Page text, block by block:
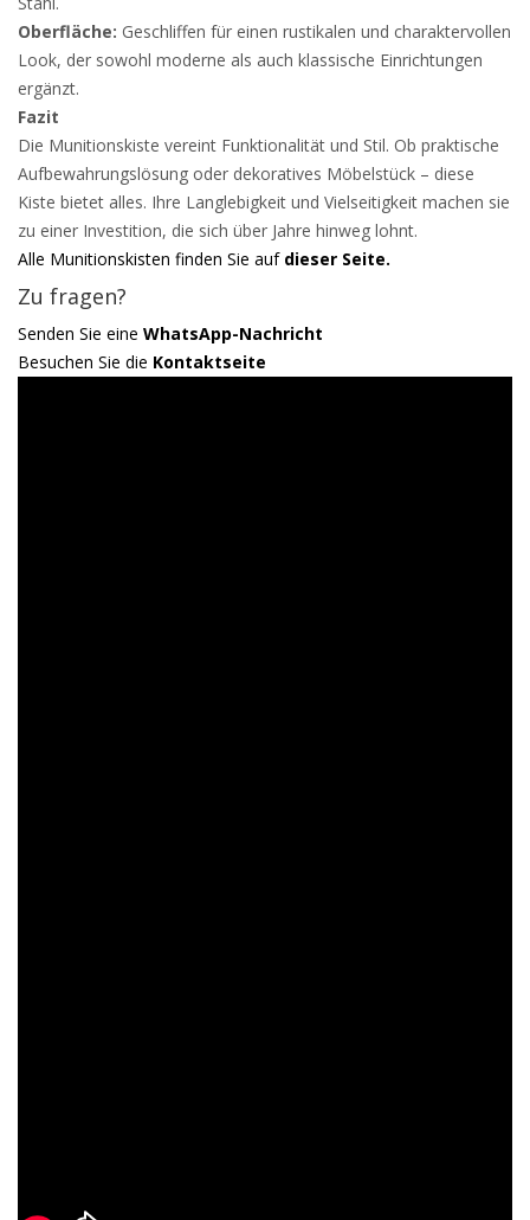
Oberfläche: Geschliffen für einen rustikalen und charaktervollen
Look, der sowohl moderne als auch klassische Einrichtungen
ergänzt.
Fazit
Die Munitionskiste vereint Funktionalität und Stil. Ob praktische
Aufbewahrungslösung oder dekoratives Möbelstück – diese
Kiste bietet alles. Ihre Langlebigkeit und Vielseitigkeit machen sie
zu einer Investition, die sich über Jahre hinweg lohnt.
Alle Munitionskisten finden Sie auf dieser Seite.
Zu fragen?
Senden Sie eine WhatsApp-Nachricht
Besuchen Sie die Kontaktseite